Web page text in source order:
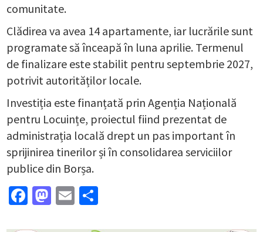
comunitate.
Clădirea va avea 14 apartamente, iar lucrările sunt
programate să înceapă în luna aprilie. Termenul
de finalizare este stabilit pentru septembrie 2027,
potrivit autorităților locale.
Investiția este finanțată prin Agenția Națională
pentru Locuințe, proiectul fiind prezentat de
administrația locală drept un pas important în
sprijinirea tinerilor și în consolidarea serviciilor
publice din Borșa.
Facebook
Mastodon
Email